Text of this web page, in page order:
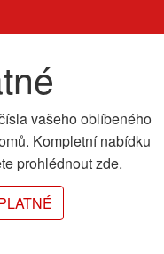
vašeho oblíbeného
Kompletní nabídku
prohlédnout zde.